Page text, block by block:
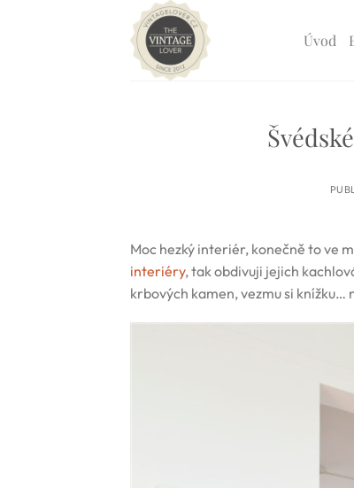
Úvod
Moc hezký interiér, konečně to ve
interiéry, tak obdivuji jejich
krbových kamen, vezmu si knížku…